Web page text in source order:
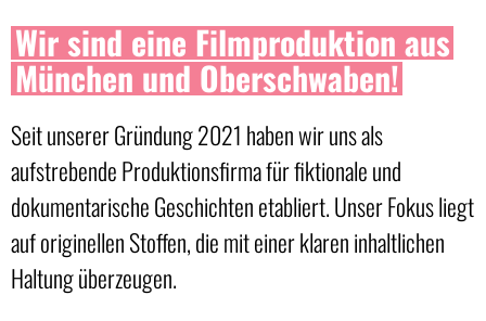
Wir sind eine Filmproduktion aus
München und Oberschwaben!
Seit unserer Gründung 2021 haben wir uns als
aufstrebende Produktionsfirma für fiktionale und
dokumentarische Geschichten etabliert. Unser Fokus liegt
auf originellen Stoffen, die mit einer klaren inhaltlichen
Haltung überzeugen.